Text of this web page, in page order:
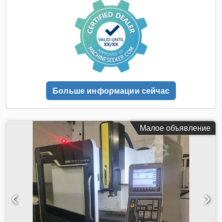
мин Оснащение/аксессуары: Удаление стружки: система
удаления стружки Система подачи СОЖ: система подачи
СОЖ Измерение заготовки: подготовлен интерфейс для
измерительного щупа, Renishaw 4-я ось: Lehmann EA-410
Режим наладки: электронное ручное колесо
Инструментальные державки: различные бывшие в
употреблении инструментальные державки SK40 Codpfx
Больше информации сейчас
Малое объявление